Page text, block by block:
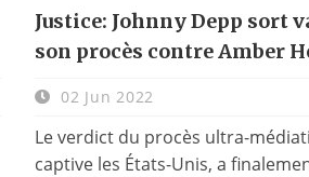
Justice: Johnny Depp sort
son procès contre Amber
02 Jun 2022
Le verdict du procès ultra-
captive les États-Unis, a